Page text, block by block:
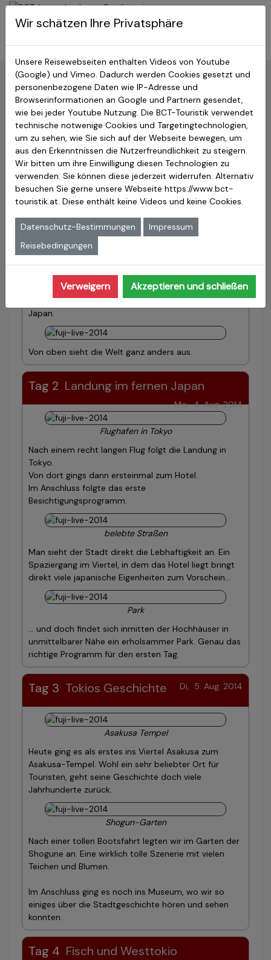
BCT-Touristik
Zurück: Hauptseite » Reiseberichte
Japan 2014
Lesen Sie unseren Reisebericht
Fuji Live im August 2014 –
Reisebericht mit einzigartigen
Eindrücken von Japans
Auf und davon So, 3. Aug. 2014
Flughafen Frankfurt
Vom Frankfurter Flughafen geht es los in Richtung
Japan.
Von oben sieht die Welt ganz anders aus.
Tag 2 Landung im fernen Japan
Mo, 4. Aug. 2014
Flughafen in Tokyo
Nach einem recht langen Flug folgt die Landung in
Tokyo.
Von dort gings dann ersteinmal zum Hotel.
Im Anschluss folgte das erste
Besichtigungsprogramm.
belebte Straßen
Man sieht der Stadt direkt die Lebhaftigkeit an. Ein
Spaziergang im Viertel, in dem das Hotel liegt bringt
direkt viele japanische Eigenheiten zum Vorschein...
Park
... und doch findet sich inmitten der Hochhäuser in
unmittelbarer Nähe ein erholsammer Park. Genau das
richtige Programm für den ersten Tag.
Tag 3 Tokios Geschichte Di, 5. Aug. 2014
Asakusa Tempel
Heute ging es als erstes ins Viertel Asakusa zum
Asakusa-Tempel. Wohl ein sehr beliebter Ort für
Touristen, geht seine Geschichte doch viele
Jahrhunderte zurück.
Shogun-Garten
Nach einer tollen Bootsfahrt legten wir im Garten der
Shogune an. Eine wirklich tolle Szenerie mit vielen
Teichen und Blumen.
Im Anschluss ging es noch ins Museum, wo wir so
einiges über die Stadtgeschichte hören und sehen
konnten.
Tag 4 Fisch und Westtokio
Wir schätzen Ihre Privatsphäre
Unsere Reisewebseiten enthalten Videos von Youtube
(Google) und Vimeo. Dadurch werden Cookies gesetzt und
personenbezogene Daten wie IP-Adresse und
Browserinformationen an Google und Partnern gesendet,
wie bei jeder Youtube Nutzung. Die BCT-Touristik verwendet
technische notwenige Cookies und Targetingtechnologien,
um zu sehen, wie Sie sich auf der Webseite bewegen, um
aus den Erkenntnissen die Nutzerfreundlichkeit zu steigern.
Wir bitten um ihre Einwilligung diesen Technologien zu
verwenden. Sie können diese jederzeit widerrufen. Alternativ
besuchen Sie gerne unsere Webseite https://www.bct-
touristik.at. Diese enthält keine Videos und keine Cookies.
Datenschutz-Bestimmungen
Impressum
Reisebedingungen
Verweigern Akzeptieren und schließen